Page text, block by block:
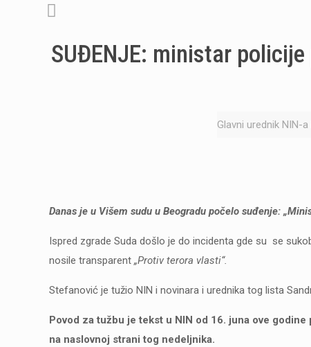
SUĐENJE: ministar
Glavni urednik NIN-
Danas je u Višem sudu u Beogradu počelo suđenje:
Ispred zgrade Suda došlo je do incidenta gde su se
nosile transparent„Protiv terora vlasti“.
Stefanović je tužio NIN i novinara i urednika tog lista
Povod za tužbu je tekst u NIN od 16. juna ove
na naslovnoj strani tog nedeljnika.